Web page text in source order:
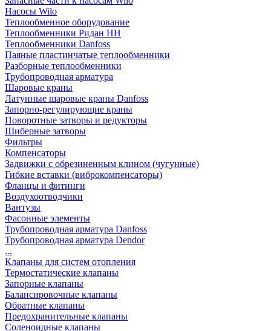
Насосы Wilo
Теплообменное оборудование
Теплообменники Ридан НН
Теплообменники Danfoss
Паяные пластинчатые теплообменники
Разборные теплообменники
Трубопроводная арматура
Шаровые краны
Латунные шаровые краны Danfoss
Запорно-регулирующие краны
Поворотные затворы и редукторы
Шиберные затворы
Фильтры
Компенсаторы
Задвижки с обрезиненным клином (чугунные)
Гибкие вставки (виброкомпенсаторы)
Фланцы и фитинги
Воздухоотводчики
Вантузы
Фасонные элементы
Трубопроводная арматура Danfoss
Трубопроводная арматура Dendor
...
Клапаны для систем отопления
Термостатические клапаны
Запорные клапаны
Балансировочные клапаны
Обратные клапаны
Предохранительные клапаны
Соленоидные клапаны